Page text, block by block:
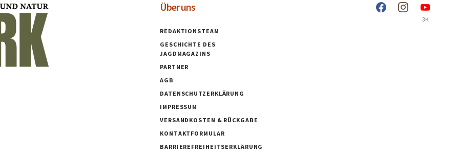
Über uns
REDAKTIONSTEAM
GESCHICHTE DES
JAGDMAGAZINS
PARTNER
AGB
DATENSCHUTZERKLÄRUNG
IMPRESSUM
VERSANDKOSTEN & RÜCKGABE
KONTAKTFORMULAR
BARRIEREFREIHEITSERKLÄRUNG
3K